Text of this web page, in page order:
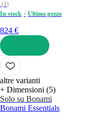
(1)
In stock
Ultimo pezzo
824 €
AGGIUNGI
altre varianti
+ Dimensioni (5)
Solo su Bonami
Bonami Essentials